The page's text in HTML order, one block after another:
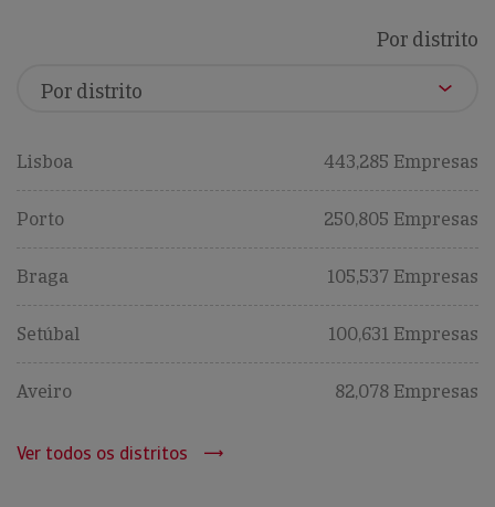
Por distrito
Lisboa 443,285 Empresas
Porto 250,805 Empresas
Braga 105,537 Empresas
Setúbal 100,631 Empresas
Aveiro 82,078 Empresas
Ver todos os distritos